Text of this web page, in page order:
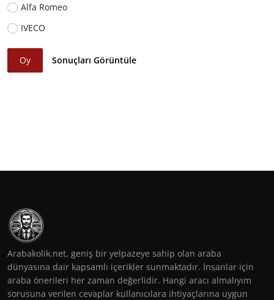
Alfa Romeo
IVECO
Oy Sonuçları Görüntüle
Arabakolik.net, geniş bir yelpazeye sahip olan araba
dünyasına dair kapsamlı içerikler sunmaktadır. İnsanlar için
araba önerileri her zaman değerlidir. Hangi aracı almalıyım
sorusuna verilen cevaplar kullanıcılara ihtiyaçlarına uygun